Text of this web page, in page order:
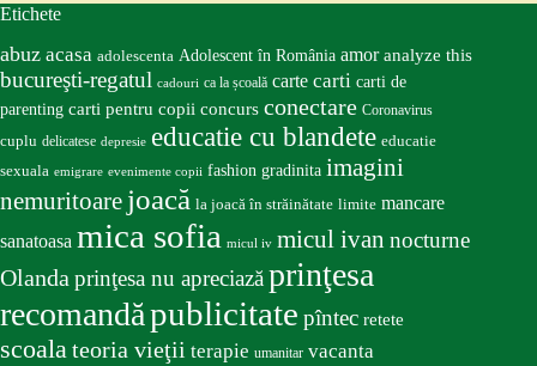
Etichete
abuz acasa adolescenta Adolescent în România amor analyze this
bucureşti-regatul cadouri ca la școală carte carti carti de
parenting carti pentru copii concurs conectare Coronavirus
cuplu delicatese depresie educatie cu blandete educatie
sexuala emigrare evenimente copii fashion gradinita imagini
nemuritoare joacă la joacă în străinătate limite mancare
sanatoasa mica sofia micul iv micul ivan nocturne
Olandaprinţesa nu apreciazăprinţesa
recomandăpublicitate pîntec retete
scoalateoria vieţii terapie umanitar vacanta